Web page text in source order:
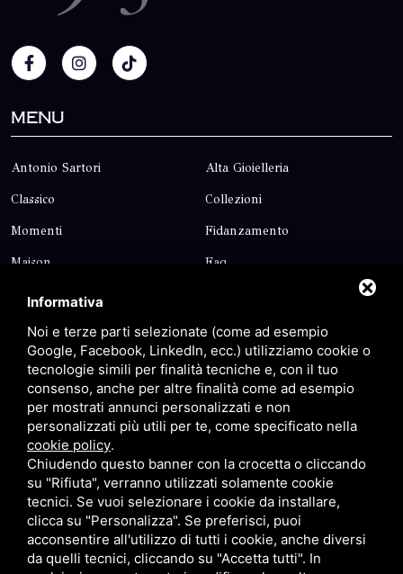
Menu
Antonio Sartori Alta Gioielleria
Classico Collezioni
Momenti Fidanzamento
Maison Faq
Blog
Sitemap Privacy
Contatti
Via Giolitti, 5 - 20025 - Legnano
+39 0331 1542871
+39 334 1291872
info@antoniosartori.com
Whatsapp
Informativa
Noi e terze parti selezionate (come ad esempio
Google, Facebook, LinkedIn, ecc.) utilizziamo cookie o
tecnologie simili per finalità tecniche e, con il tuo
consenso, anche per altre finalità come ad esempio
per mostrati annunci personalizzati e non
personalizzati più utili per te, come specificato nella
cookie policy.
Chiudendo questo banner con la crocetta o cliccando
su "Rifiuta", verranno utilizzati solamente cookie
tecnici. Se vuoi selezionare i cookie da installare,
clicca su "Personalizza". Se preferisci, puoi
acconsentire all'utilizzo di tutti i cookie, anche diversi
da quelli tecnici, cliccando su "Accetta tutti". In